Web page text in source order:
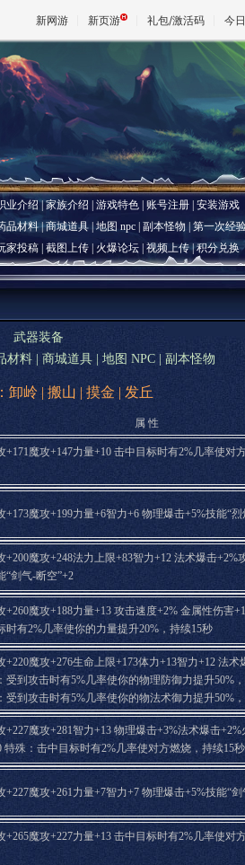
新网游 新页游 礼包/激活码 今
业介绍|家族介绍 游戏特色 账号注册 安装游戏
品材料|商城道具 |地图 npc 副本怪物 第一次经
家投稿 截图上传 火爆论坛 视频上传|积分兑换
武器装备
材料| 商城道具| 地图 NPC| 副本怪物
卸岭 | 搬山 | 摸金 | 发丘
属 性
+171魔攻+147力量+10 击中目标时有2%几率使对
+173魔攻+199力量+6智力+6 物理爆击+5%技能“烈
+200魔攻+248法力上限+83智力+12 法术爆击+2%
“剑气-断空”+2
+260魔攻+188力量+13 攻击速度+2% 金属性伤害
时有2%几率使你的力量提升20%，持续15秒
+220魔攻+276生命上限+173体力+13智力+12 法术
受到攻击时有5%几率使你的物理防御力提升50%
受到攻击时有5%几率使你的物法术御力提升50%
+227魔攻+281智力+13 物理爆击+3%法术爆击
特殊：击中目标时有2%几率使对方燃烧，持续15秒
+227魔攻+261力量+7智力+7 物理爆击+5%技能“剑
+265魔攻+227力量+13 击中目标时有2%几率使对